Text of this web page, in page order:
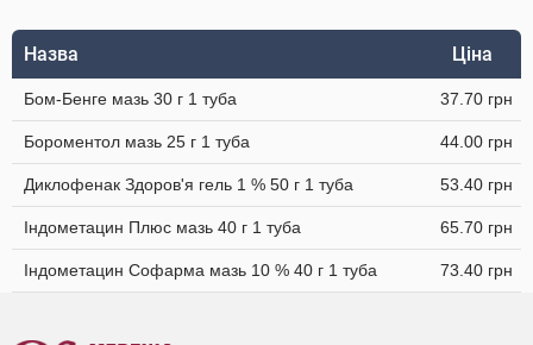
Назва Ціна
Бом-Бенге мазь 30 г 1 туба 37.70 грн
Бороментол мазь 25 г 1 туба 44.00 грн
Диклофенак Здоров'я гель 1 % 50 г 1 туба 53.40 грн
Індометацин Плюс мазь 40 г 1 туба 65.70 грн
Індометацин Софарма мазь 10 % 40 г 1 туба 73.40 грн